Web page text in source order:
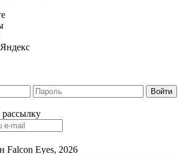
Falcon Eyes, 2026